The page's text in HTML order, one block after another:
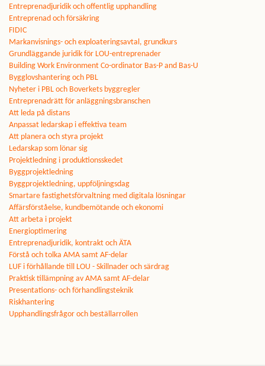
Entreprenadjuridik och offentlig upphandling
Entreprenad och försäkring
FIDIC
Markanvisnings- och exploateringsavtal, grundkurs
Grundläggande juridik för LOU-entreprenader
Building Work Environment Co-ordinator Bas-P and Bas-U
Bygglovshantering och PBL
Nyheter i PBL och Boverkets byggregler
Entreprenadrätt för anläggningsbranschen
Att leda på distans
Anpassat ledarskap i effektiva team
Att planera och styra projekt
Ledarskap som lönar sig
Projektledning i produktionsskedet
Byggprojektledning
Byggprojektledning, uppföljningsdag
Smartare fastighetsförvaltning med digitala lösningar
Affärsförståelse, kundbemötande och ekonomi
Att arbeta i projekt
Energioptimering
Entreprenadjuridik, kontrakt och ÄTA
Förstå och tolka AMA samt AF-delar
LUF i förhållande till LOU - Skillnader och särdrag
Praktisk tillämpning av AMA samt AF-delar
Presentations- och förhandlingsteknik
Riskhantering
Upphandlingsfrågor och beställarrollen